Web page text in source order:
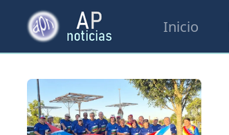
Inicio